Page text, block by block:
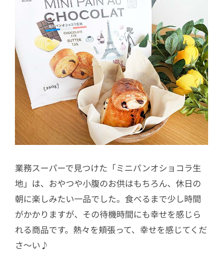
業務スーパーで見つけた「ミニパンオショコラ生
地」は、おやつや小腹のお供はもちろん、休日の
朝に楽しみたい一品でした。食べるまで少し時間
がかかりますが、その待機時間にも幸せを感じら
れる商品です。熱々を頬張って、幸せを感じてくだ
さ〜い♪